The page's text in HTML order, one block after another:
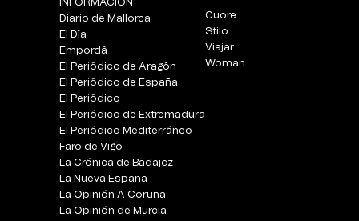
INFORMACIÓN
Diario de Mallorca
El Día
Empordà
El Periódico de Aragón
El Periódico de España
El Periódico
El Periódico de Extremadura
El Periódico Mediterráneo
Faro de Vigo
La Crónica de Badajoz
La Nueva España
La Opinión A Coruña
La Opinión de Murcia
Cuore
Stilo
Viajar
Woman